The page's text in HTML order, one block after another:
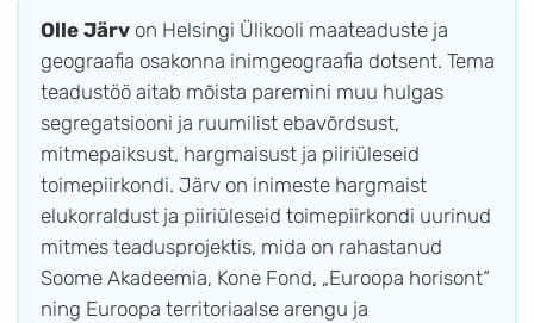
Olle Järv on Helsingi Ülikooli maateaduste ja
geograafia osakonna inimgeograafia dotsent. Tema
teadustöö aitab mõista paremini muu hulgas
segregatsiooni ja ruumilist ebavõrdsust,
mitmepaiksust, hargmaisust ja piiriüleseid
toimepiirkondi. Järv on inimeste hargmaist
elukorraldust ja piiriüleseid toimepiirkondi uurinud
mitmes teadusprojektis, mida on rahastanud
Soome Akadeemia, Kone Fond, „Euroopa horisont“
ning Euroopa territoriaalse arengu ja